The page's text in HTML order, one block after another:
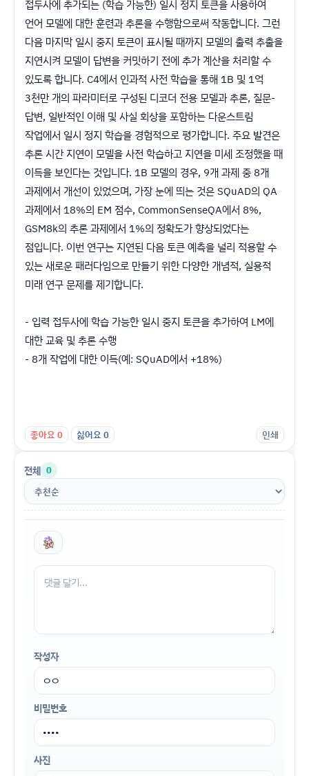
접두사에 추가되는 (학습 가능한) 일시 정지 토큰을 사용하여
언어 모델에 대한 훈련과 추론을 수행함으로써 작동합니다. 그런
다음 마지막 일시 중지 토큰이 표시될 때까지 모델의 출력 추출을
지연시켜 모델이 답변을 커밋하기 전에 추가 계산을 처리할 수
있도록 합니다. C4에서 인과적 사전 학습을 통해 1B 및 1억
3천만 개의 파라미터로 구성된 디코더 전용 모델과 추론, 질문-
답변, 일반적인 이해 및 사실 회상을 포함하는 다운스트림
작업에서 일시 정지 학습을 경험적으로 평가합니다. 주요 발견은
추론 시간 지연이 모델을 사전 학습하고 지연을 미세 조정했을 때
이득을 보인다는 것입니다. 1B 모델의 경우, 9개 과제 중 8개
과제에서 개선이 있었으며, 가장 눈에 띄는 것은 SQuAD의 QA
과제에서 18%의 EM 점수, CommonSenseQA에서 8%,
GSM8k의 추론 과제에서 1%의 정확도가 향상되었다는
점입니다. 이번 연구는 지연된 다음 토큰 예측을 널리 적용할 수
있는 새로운 패러다임으로 만들기 위한 다양한 개념적, 실용적
미래 연구 문제를 제기합니다.
- 입력 접두사에 학습 가능한 일시 중지 토큰을 추가하여 LM에
대한 교육 및 추론 수행
- 8개 작업에 대한 이득(예: SQuAD에서 +18%)
좋아요0 싫어요0 인쇄
전체 0
작성자
비밀번호
사진